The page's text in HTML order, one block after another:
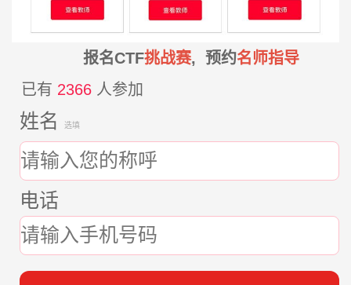
报名CTF挑战赛, 预约名师指导
已有 2366 人参加
姓名 选填
电话